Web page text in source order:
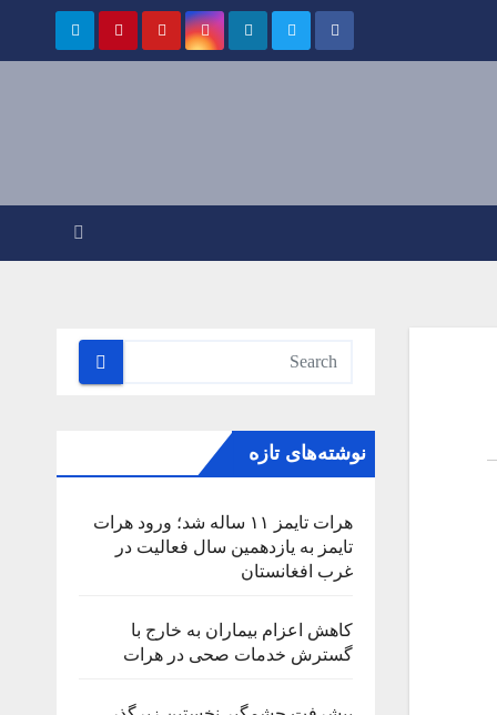
نوشته‌های تازه
هرات تایمز ۱۱ ساله شد؛ ورود هرات
تایمز به یازدهمین سال فعالیت در
غرب افغانستان
کاهش اعزام بیماران به خارج با
گسترش خدمات صحی در هرات